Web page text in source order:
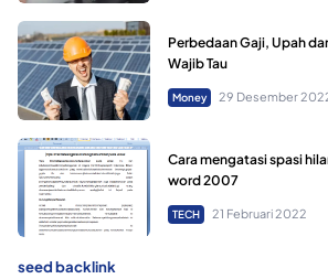
Perbedaan Gaji, Upah
Wajib Tau
Money 29 Desember
Cara mengatasi spasi
word 2007
TECH 21 Februari 2022
seed backlink